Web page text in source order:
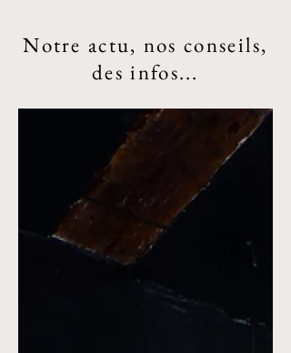
Notre actu, nos conseils,
des infos...